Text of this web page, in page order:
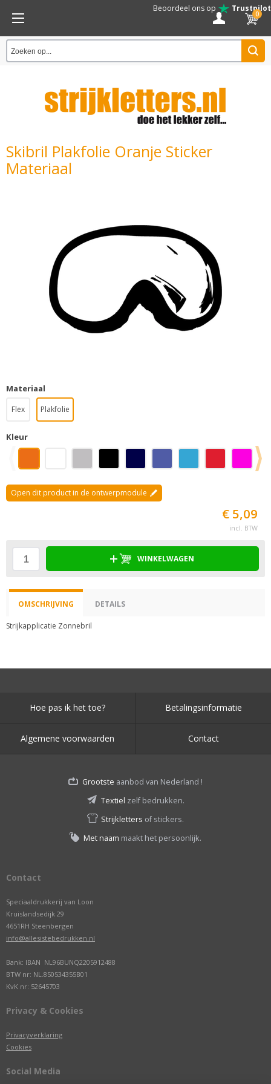
Beoordeel ons op Trustpilot
0
Skibril Plakfolie Oranje Sticker
Materiaal
Materiaal
Flex Plakfolie
Kleur
Open dit product in de ontwerpmodule
€ 5,09
incl. BTW
WINKELWAGEN
OMSCHRIJVING DETAILS
Strijkapplicatie Zonnebril
Hoe pas ik het toe? Betalingsinformatie
Algemene voorwaarden Contact
Grootste aanbod van Nederland !
Textiel zelf bedrukken.
Strijkletters of stickers.
Met naam maakt het persoonlijk.
Contact
Speciaaldrukkerij van Loon
Kruislandsedijk 29
4651RH Steenbergen
info@allesistebedrukken.nl
Bank: IBAN NL96BUNQ2205912488
BTW nr: NL.850534355B01
KvK nr: 52645703
Privacy & Cookies
Privacyverklaring
Cookies
Social Media